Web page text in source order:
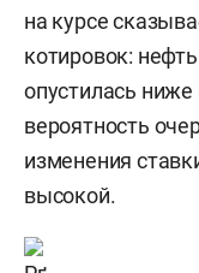
на курсе
котировок:
опустилась ниже
вероятность
изменения
высокой.